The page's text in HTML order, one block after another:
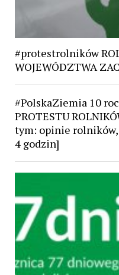
#protestrolników
WOJEWÓDZTWA
#PolskaZiemia 10
PROTESTU
tym: opinie rolników,
4 godzin]